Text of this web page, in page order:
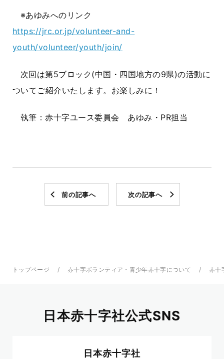
※あゆみへのリンク
https://jrc.or.jp/volunteer-and-
youth/volunteer/youth/join/
次回は第5ブロック(中国・四国地方の9県)の活動に
ついてご紹介いたします。お楽しみに！
執筆：赤十字ユース委員会 あゆみ・PR担当
前の記事へ 次の記事へ
トップページ 赤十字ボランティア・青少年赤十字について 赤十
日本赤十字社公式SNS
日本赤十字社